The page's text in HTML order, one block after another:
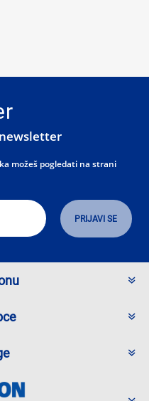
možeš pogledati na strani